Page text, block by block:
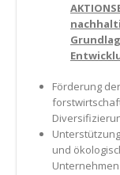
Förderung
und